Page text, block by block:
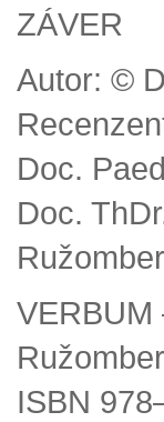
ZÁVER
Autor: ©
Doc.
Doc.
ISBN